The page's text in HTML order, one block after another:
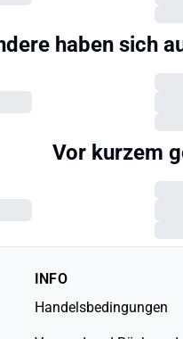
haben sich
Vor kurzem
INFO
Handelsbedingungen